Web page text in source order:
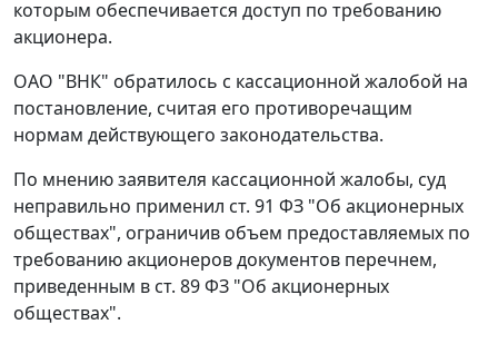
которым обеспечивается доступ по требованию
акционера.
ОАО "ВНК" обратилось с кассационной жалобой на
постановление, считая его противоречащим
нормам действующего законодательства.
По мнению заявителя кассационной жалобы, суд
неправильно применил ст. 91 ФЗ "Об акционерных
обществах", ограничив объем предоставляемых по
требованию акционеров документов перечнем,
приведенным в ст. 89ФЗ "Об акционерных
обществах".